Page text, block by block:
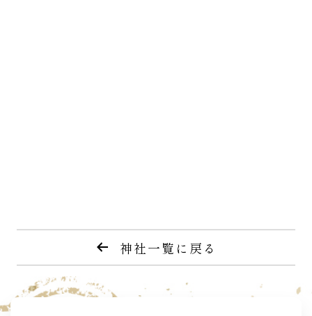
神社一覧に戻る